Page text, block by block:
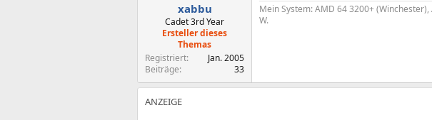
xabbu
Cadet 3rd Year
Ersteller dieses
Themas
Registriert
Jan. 2005
Beiträge
33
Mein System: AMD 64 3200+ (Winchester),
W.